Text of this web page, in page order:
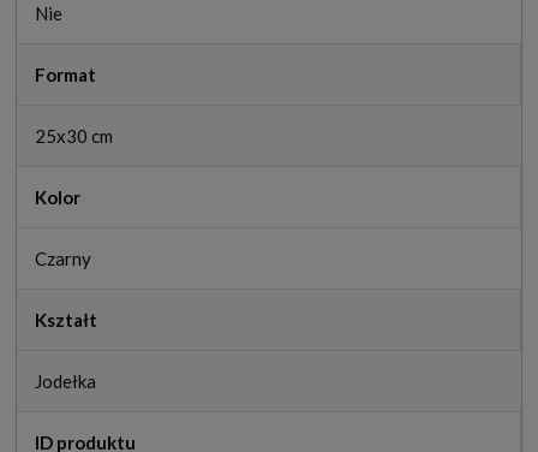
Nie
Format
25x30 cm
Kolor
Czarny
Kształt
Jodełka
ID produktu